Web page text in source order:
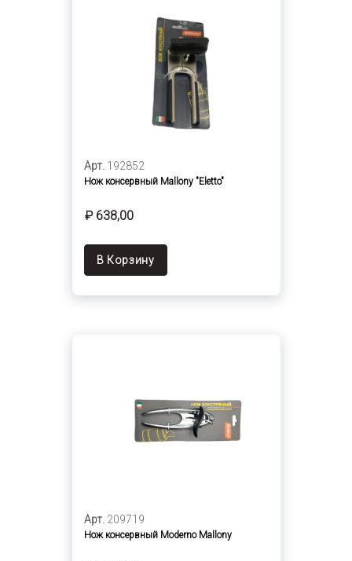
Арт. 192852
Нож консервный Mallony "Eletto"
₽ 638,00
В Корзину
Арт. 209719
Нож консервный Moderno Mallony